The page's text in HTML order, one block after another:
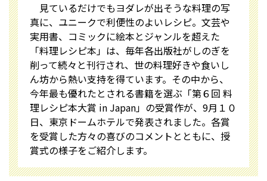
見ているだけでもヨダレが出そうな料理の写
真に、ユニークで利便性のよいレシピ。文芸や
実用書、コミックに絵本とジャンルを超えた
「料理レシピ本」は、毎年各出版社がしのぎを
削って続々と刊行され、世の料理好きや食いし
ん坊から熱い支持を得ています。その中から、
今年最も優れたとされる書籍を選ぶ「第６回 料
理レシピ本大賞 in Japan」の受賞作が、9月１０
日、東京ドームホテルで発表されました。各賞
を受賞した方々の喜びのコメントとともに、授
賞式の様子をご紹介します。